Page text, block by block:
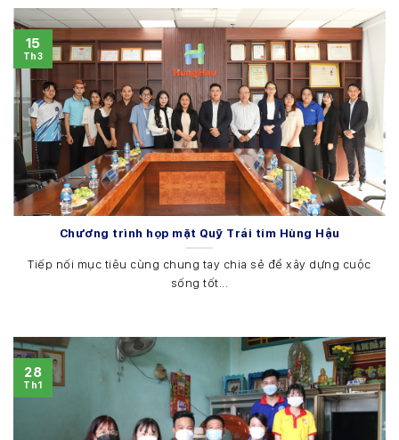
Chương trình họp mặt Quỹ Trái tim Hùng Hậu
Tiếp nối mục tiêu cùng chung tay chia sẻ để xây dựng cuộc
sống tốt...
15
Th3
28
Th1